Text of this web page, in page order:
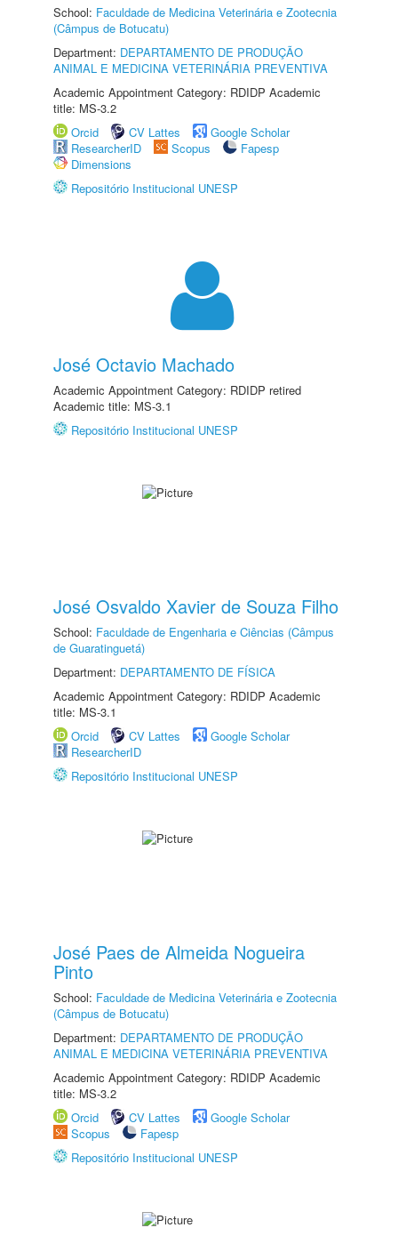
School: Faculdade de Medicina Veterinária e Zootecnia
(Câmpus de Botucatu)
Department: DEPARTAMENTO DE PRODUÇÃO
ANIMAL E MEDICINA VETERINÁRIA PREVENTIVA
Academic Appointment Category: RDIDP Academic
title: MS-3.2
Orcid
CV Lattes
Google Scholar
ResearcherID
Scopus
Fapesp
Dimensions
Repositório Institucional UNESP
José Octavio Machado
Academic Appointment Category: RDIDP retired
Academic title: MS-3.1
Repositório Institucional UNESP
José Osvaldo Xavier de Souza Filho
School: Faculdade de Engenharia e Ciências (Câmpus
de Guaratinguetá)
Department: DEPARTAMENTO DE FÍSICA
Academic Appointment Category: RDIDP Academic
title: MS-3.1
Orcid
CV Lattes
Google Scholar
ResearcherID
Repositório Institucional UNESP
José Paes de Almeida Nogueira
Pinto
School: Faculdade de Medicina Veterinária e Zootecnia
(Câmpus de Botucatu)
Department: DEPARTAMENTO DE PRODUÇÃO
ANIMAL E MEDICINA VETERINÁRIA PREVENTIVA
Academic Appointment Category: RDIDP Academic
title: MS-3.2
Orcid
CV Lattes
Google Scholar
Scopus
Fapesp
Repositório Institucional UNESP